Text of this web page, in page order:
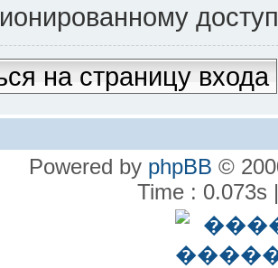
на страницу входа
Powered by phpBB ©
Time : 0.073s